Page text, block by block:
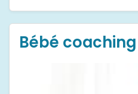
Bébé coaching